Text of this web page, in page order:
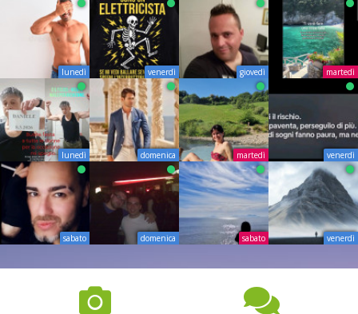
lunedì venerdì giovedì martedì
lunedì domenica martedì venerdì
sabato domenica sabato venerdì